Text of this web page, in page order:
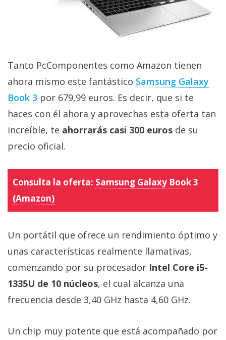
apps,
informática,
videojuegos,
trucos y
tutoriales.
El Grupo
(CC) 2006-
derechos
reservados
Tanto PcComponentes como Amazon tienen
ahora mismo este fantástico Samsung Galaxy
Book 3 por 679,99 euros. Es decir, que si te
haces con él ahora y aprovechas esta oferta tan
increíble, te ahorrarás casi 300 euros de su
precio oficial.
Consulta la oferta: Samsung Galaxy Book 3
(Amazon)
Un portátil que ofrece un rendimiento óptimo y
unas características realmente llamativas,
comenzando por su procesador Intel Core i5-
1335U de 10 núcleos, el cual alcanza una
frecuencia desde 3,40 GHz hasta 4,60 GHz.
Un chip muy potente que está acompañado por